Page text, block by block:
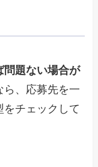
問題ない場合が
ら、応募先を一
をチェックして